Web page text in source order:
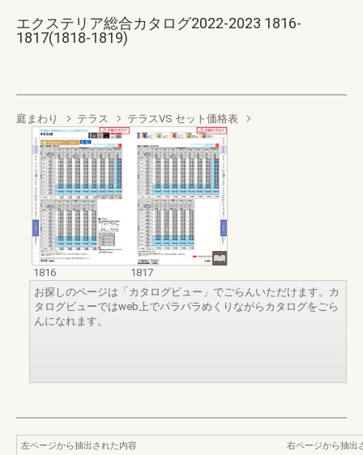
エクステリア総合カタログ2022-2023 1816-
1817(1818-1819)
庭まわり テラス テラスVS セット価格表
1816
1817
お探しのページは「カタログビュー」でごらんいただけます。カ
タログビューではweb上でパラパラめくりながらカタログをごら
んになれます。
左ページから抽出された内容
右ページから抽出